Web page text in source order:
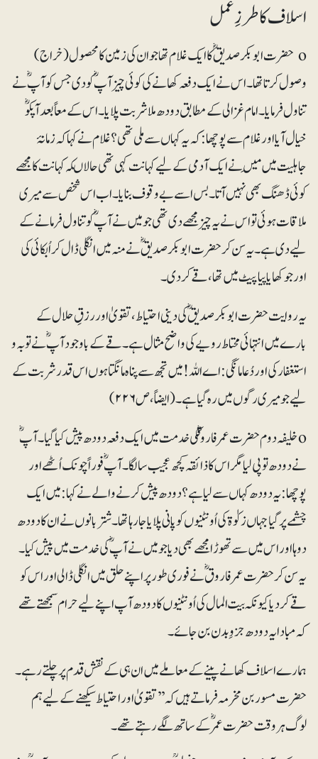
اسلاف کا طرزِعمل
o حضرت ابوبکر صدیقؓ کا ایک غلام تھا جو ان کی زمین کا محصول (خراج)
وصول کرتا تھا۔ اس نے ایک دفعہ کھانے کی کوئی چیز آپؓ کو دی جس کو آپؓ نے
تناول فرمایا۔امام غزالی کے مطابق دودھ ملا شربت پلایا۔ اس کے معاً بعد آپؓکو
خیال آیا اور غلام سے پوچھا:کہ یہ کہاں سے ملی تھی؟ غلام نے کہا کہ زمانۂ
جاہلیت میں مَیں نے ایک آدمی کے لیے کہانت کہی تھی حالاںکہ کہانت کا مجھے
کوئی ڈھنگ بھی نہیں آتا۔ بس اسے بے وقوف بنایا۔اب اس شخص سے میری
ملاقات ہوئی تو اس نے یہ چیز مجھے دی تھی جو میں نے آپؓ کو تناول فرمانے کے
لیے دی ہے۔ یہ سن کر حضرت ابوبکرصدیقؓ نے منہ میں انگلی ڈال کر اُبکائی کی
اور جو کھایا پیا پیٹ میں تھا، قے کردی۔
یہ روایت حضرت ابوبکر صدیقؓ کی دینی احتیاط، تقویٰ اور رزقِ حلال کے
بارے میں انتہائی محتاط رویے کی واضح مثال ہے۔ قے کے باوجود آپؓ نے توبہ و
استغفار کی اور دُعا مانگی: اے اللہ! میں تجھ سے پناہ مانگتا ہوں اس قدر شربت کے
لیے جو میری رگوں میں رہ گیا ہے۔(ایضاً، ص۲۲۶)
oخلیفہ دوم حضرت عمر فاروقؓکی خدمت میں ایک دفعہ دودھ پیش کیا گیا۔ آپؓ
نے دودھ تو پی لیا مگر اس کا ذائقہ کچھ عجیب سا لگا۔ آپؓ فوراً چونک اُٹھے اور
پوچھا: یہ دودھ کہاں سے لیا ہے؟دودھ پیش کرنے والے نے کہا: میں ایک
چشمے پر گیا جہاں زکوٰۃ کی اُونٹنیوں کو پانی پلایا جارہا تھا۔ شتربانوں نے ان کا دودھ
دوہا اور اس میں سے تھوڑا مجھے بھی دیا جو میں نے آپؓ کی خدمت میں پیش کیا۔
یہ سن کر حضرت عمرفاروقؓ نے فوری طور پر اپنے حلق میں انگلی ڈالی اور اس کو
قے کر دیا کیونکہ بیت المال کی اُونٹنیوں کا دودھ آپ اپنے لیے حرام سمجھتے تھے
کہ مبادا یہ دودھ جزوِ بدن بن جائے۔
ہمارے اسلاف کھانے پینے کے معاملے میں ان ہی کے نقش قدم پر چلتے رہے۔
حضرت مسور بن مخرمہ فرماتے ہیں کہ ’’تقویٰ اور احتیاط سیکھنے کے لیے ہم
لوگ ہروقت حضرت عمرؓ کے ساتھ لگے رہتے تھے۔